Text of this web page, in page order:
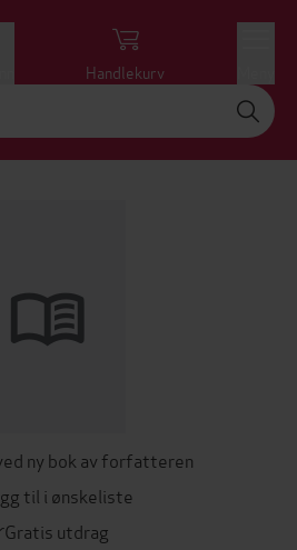
Handlekurv
ny bok av forfatteren
til i ønskeliste
Gratis utdrag